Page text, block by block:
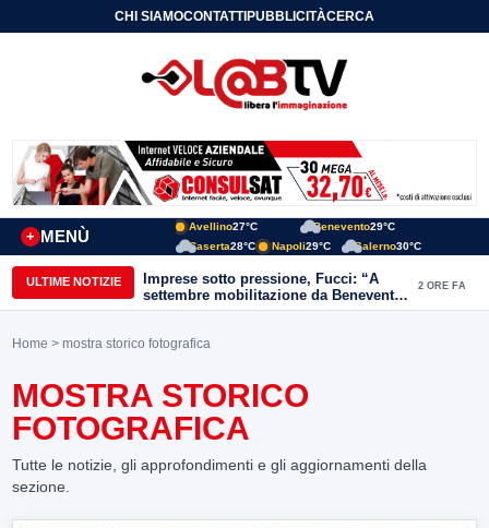
CHI SIAMOCONTATTIPUBBLICITÀCERCA
MENÙ
+
Avellino27°C Benevento29°C
Caserta28°C Napoli29°C Salerno30°C
ULTIME NOTIZIE
Imprese sotto pressione, Fucci: “A
settembre mobilitazione da Benevento
e Avellino”
2 ORE FA
Home > mostra storico fotografica
MOSTRA STORICO
FOTOGRAFICA
Tutte le notizie, gli approfondimenti e gli aggiornamenti della
sezione.